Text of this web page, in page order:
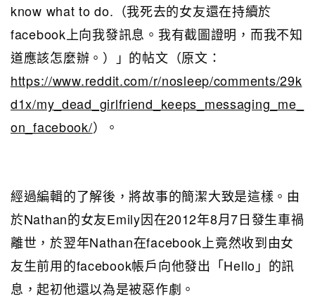
know what to do.（我死去的女友還在持續於
facebook上向我發訊息。我有截圖證明，而我不知
道應該怎麼辦。）」的帖文（原文：
https://www.reddit.com/r/nosleep/comments/29k
d1x/my_dead_girlfriend_keeps_messaging_me_
on_facebook/）。
經過編輯的了解後，將故事的簡潔大致是這樣。由
於Nathan的女友Emily因在2012年8月7日發生車禍
離世，於翌年Nathan在facebook上竟然收到由女
友生前用的facebook帳戶向他發出「Hello」的訊
息，起初他還以為是被惡作劇。